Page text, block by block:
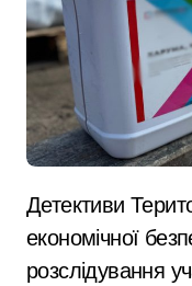
Детективи Територіального управління Бюро
економічної
розслідування